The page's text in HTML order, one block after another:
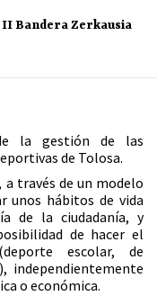
Bandera Zerkausia
la gestión de las
de Tolosa.
través de un modelo
unos hábitos de vida
de la ciudadanía, y
de hacer el
escolar, de
independientemente
o económica.